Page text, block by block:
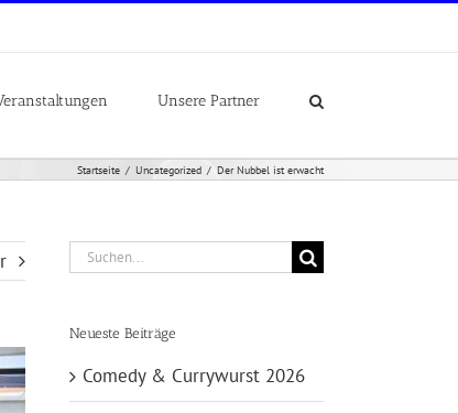
Unsere Partner
Startseite Uncategorized Der Nubbel ist erwacht
Suche
nach:
Neueste Beiträge
Comedy & Currywurst 2026